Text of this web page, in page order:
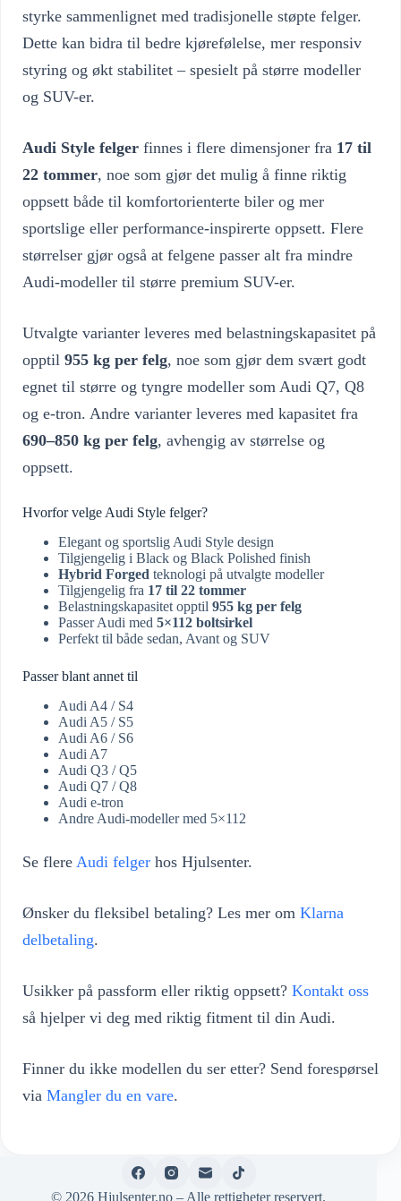
styrke sammenlignet med tradisjonelle støpte felger.
Dette kan bidra til bedre kjørefølelse, mer responsiv
styring og økt stabilitet – spesielt på større modeller
og SUV-er.
Audi Style felger finnes i flere dimensjoner fra 17 til
22 tommer, noe som gjør det mulig å finne riktig
oppsett både til komfortorienterte biler og mer
sportslige eller performance-inspirerte oppsett. Flere
størrelser gjør også at felgene passer alt fra mindre
Audi-modeller til større premium SUV-er.
Utvalgte varianter leveres med belastningskapasitet på
opptil 955 kg per felg, noe som gjør dem svært godt
egnet til større og tyngre modeller som Audi Q7, Q8
og e-tron. Andre varianter leveres med kapasitet fra
690–850 kg per felg, avhengig av størrelse og
oppsett.
Hvorfor velge Audi Style felger?
Elegant og sportslig Audi Style design
Tilgjengelig i Black og Black Polished finish
Hybrid Forged teknologi på utvalgte modeller
Tilgjengelig fra 17 til 22 tommer
Belastningskapasitet opptil 955 kg per felg
Passer Audi med 5×112 boltsirkel
Perfekt til både sedan, Avant og SUV
Passer blant annet til
Audi A4 / S4
Audi A5 / S5
Audi A6 / S6
Audi A7
Audi Q3 / Q5
Audi Q7 / Q8
Audi e-tron
Andre Audi-modeller med 5×112
Se flere Audi felger hos Hjulsenter.
Ønsker du fleksibel betaling? Les mer om Klarna
delbetaling.
Usikker på passform eller riktig oppsett? Kontakt oss
så hjelper vi deg med riktig fitment til din Audi.
Finner du ikke modellen du ser etter? Send forespørsel
via Mangler du en vare.
© 2026 Hjulsenter.no – Alle rettigheter reservert.